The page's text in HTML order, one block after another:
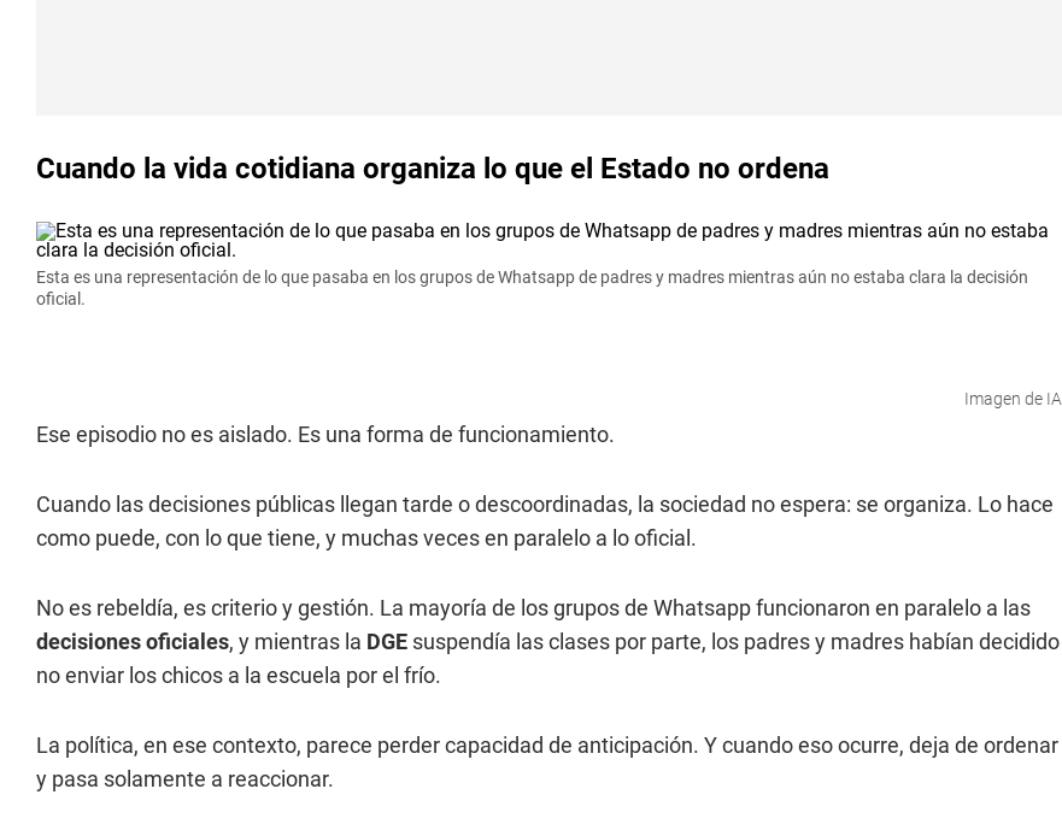
Cuando la vida cotidiana organiza lo que el Estado no ordena
Esta es una representación de lo que pasaba en los grupos de Whatsapp de padres y madres mientras aún no estaba clara la decisión
oficial.
Imagen de IA
Ese episodio no es aislado. Es una forma de funcionamiento.
Cuando las decisiones públicas llegan tarde o descoordinadas, la sociedad no espera: se organiza. Lo hace
como puede, con lo que tiene, y muchas veces en paralelo a lo oficial.
No es rebeldía, es criterio y gestión. La mayoría de los grupos de Whatsapp funcionaron en paralelo a las
decisiones oficiales, y mientras la DGE suspendía las clases por parte, los padres y madres habían decidido
no enviar los chicos a la escuela por el frío.
La política, en ese contexto, parece perder capacidad de anticipación. Y cuando eso ocurre, deja de ordenar
y pasa solamente a reaccionar.